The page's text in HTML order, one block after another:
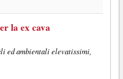
la ex cava
ed ambientali elevatissimi,